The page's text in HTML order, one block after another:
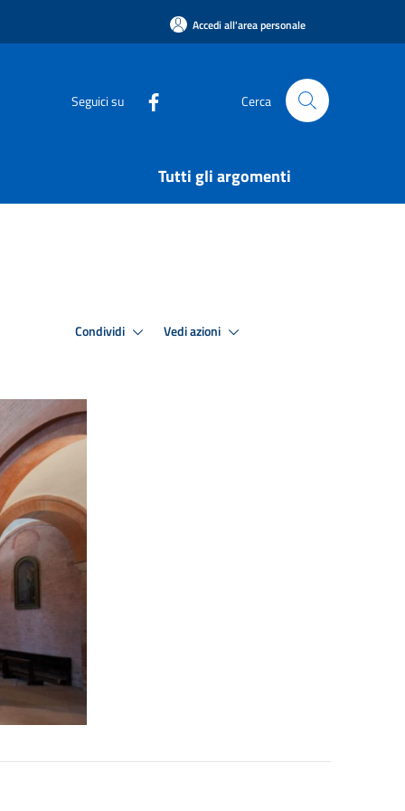
Accedi all'area personale
Seguici su Cerca
Tutti gli argomenti
Condividi Vedi azioni